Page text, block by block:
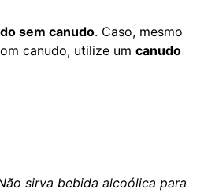
sem canudo. Caso, mesmo
canudo, utilize um canudo
sirva bebida alcoólica para